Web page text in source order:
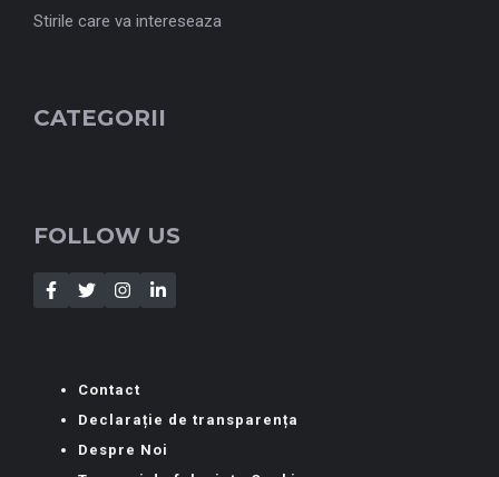
Stirile care va intereseaza
CATEGORII
FOLLOW US
Contact
Declarație de transparența
Despre Noi